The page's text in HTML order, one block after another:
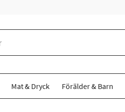
Mat & Dryck Förälder & Barn